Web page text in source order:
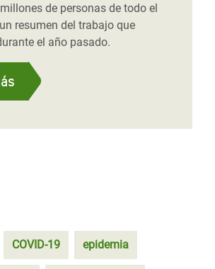
de personas de todo el
resumen del trabajo que
el año pasado.
COVID-19 epidemia